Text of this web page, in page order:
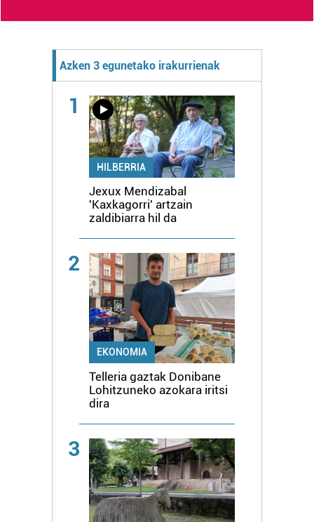
Azken 3 egunetako irakurrienak
1
HILBERRIA
Jexux Mendizabal
'Kaxkagorri' artzain
zaldibiarra hil da
2
EKONOMIA
Telleria gaztak Donibane
Lohitzuneko azokara iritsi
dira
3